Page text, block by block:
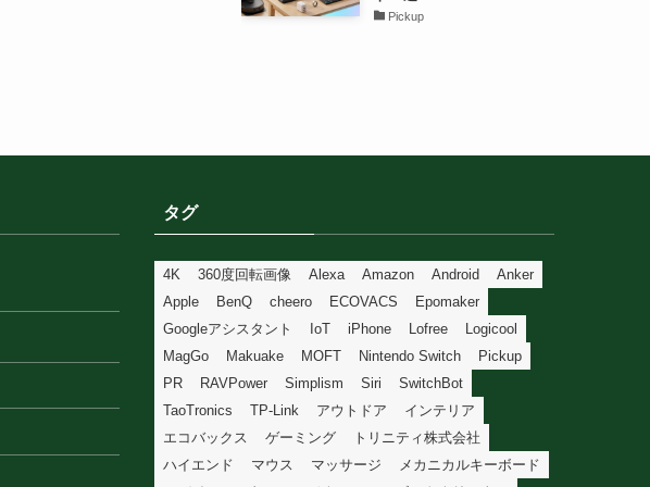
Pickup
タグ
4K 360度回転画像 Alexa Amazon Android
Anker
Apple
BenQ cheero ECOVACS
Epomaker
Googleアシスタント
IoT iPhone Lofree
Logicool
MagGo
Makuake MOFT Nintendo Switch
Pickup
PR
RAVPower Simplism Siri
SwitchBot
TaoTronics
TP-Link アウトドア
インテリア
エコバックス
ゲーミング
トリニティ株式会社
ハイエンド
マウス マッサージ
メカニカルキーボード